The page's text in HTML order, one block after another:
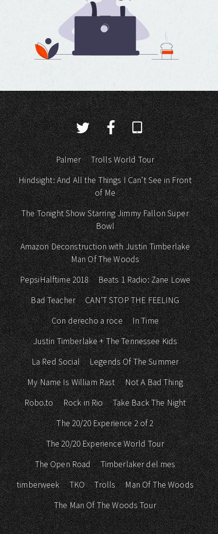
Palmer
Trolls World Tour
Hindsight: And All the Things I Can’t See in Front
of Me
The Tonight Show Starring Jimmy Fallon Super
Bowl
Amazon Deconstruction with Justin Timberlake
Man Of The Woods
PepsiHalftime 2018
Beats 1 Radio: Zane Lowe
Bad Teacher
CAN’T STOP THE FEELING
Con derecho a roce
In Time
Justin Timberlake + The Tennessee Kids
La Red Social
Legends Of The Summer
My Name Is William Rast
Not A Bad Thing
Robo.to
Rock in Rio
Take Back The Night
The 20/20 Experience 2 of 2
The 20/20 Experience World Tour
The Open Road
Timberlaker del mes
timberweek
TKO Trolls
Man Of The Woods
The Man Of The Woods Tour